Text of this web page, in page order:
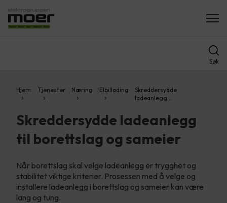
Søk
Hjem Tjenester Næring Elbillading
Skreddersydde
ladeanlegg…
Skreddersydde ladeanlegg
til borettslag og sameier
Når borettslag skal velge ladeanlegg er trygghet og
stabilitet viktige kriterier. Prosessen med å velge og
installere ladeanlegg i borettslag og sameier kan være
lang og tung.